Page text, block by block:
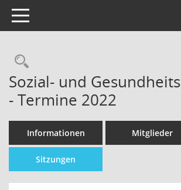
Toggle navigation
Sozial- und
- Termine 2022
Informationen Mitglieder
Sitzungen